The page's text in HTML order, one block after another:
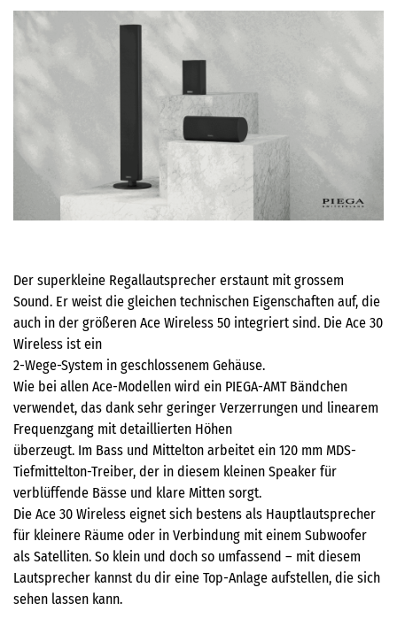
Der superkleine Regallautsprecher erstaunt mit grossem
Sound. Er weist die gleichen technischen Eigenschaften auf, die
auch in der größeren Ace Wireless 50 integriert sind. Die Ace 30
Wireless ist ein
2-Wege-System in geschlossenem Gehäuse.
Wie bei allen Ace-Modellen wird ein PIEGA-AMT Bändchen
verwendet, das dank sehr geringer Verzerrungen und linearem
Frequenzgang mit detaillierten Höhen
überzeugt. Im Bass und Mittelton arbeitet ein 120 mm MDS-
Tiefmittelton-Treiber, der in diesem kleinen Speaker für
verblüffende Bässe und klare Mitten sorgt.
Die Ace 30 Wireless eignet sich bestens als Hauptlautsprecher
für kleinere Räume oder in Verbindung mit einem Subwoofer
als Satelliten. So klein und doch so umfassend – mit diesem
Lautsprecher kannst du dir eine Top-Anlage aufstellen, die sich
sehen lassen kann.